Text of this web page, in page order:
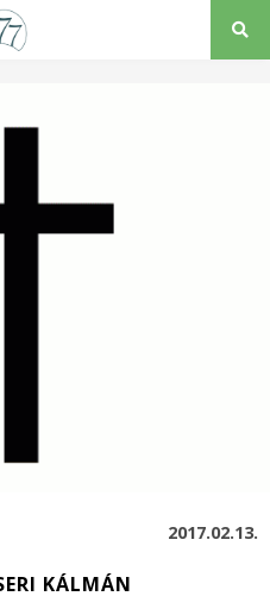
2017.02.13.
KÁLMÁN